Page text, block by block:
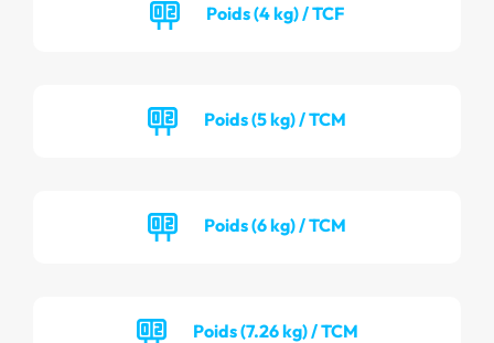
Poids (4 kg) / TCF
Poids (5 kg) / TCM
Poids (6 kg) / TCM
Poids (7.26 kg) / TCM